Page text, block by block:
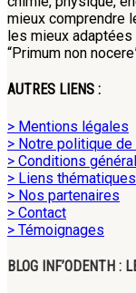
mieux comprendre
les mieux
“Primum non
AUTRES LIENS :
> Mentions légales
> Notre politique
> Conditions
> Liens thématiques
> Nos partenaires
> Contact
> Témoignages
BLOG INF’ODENTH :